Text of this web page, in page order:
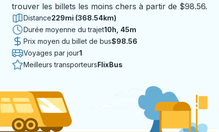
trouver les billets les moins chers à partir de $98.56.
Distance229mi (368.54km)
Durée moyenne du trajet10 heures 45 minutes
10h, 45m
Prix moyen du billet de bus$98.56
Voyages par jour1
Meilleurs transporteursFlixBus